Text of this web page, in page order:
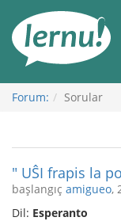
Görüntüleme
Forum: Sorular
" UŜI frapis la
başlangıç amigueo,
Dil: Esperanto